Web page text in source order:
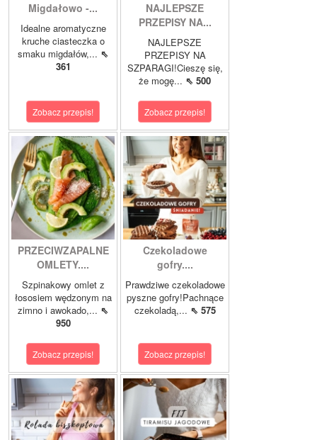
Migdałowo -...
Idealne aromatyczne
kruche ciasteczka o
smaku migdałów,... ⇖
361
Zobacz przepis!
NAJLEPSZE
PRZEPISY NA...
NAJLEPSZE
PRZEPISY NA
SZPARAGI!Cieszę się,
że mogę... ⇖ 500
Zobacz przepis!
PRZECIWZAPALNE
OMLETY....
Szpinakowy omlet z
łososiem wędzonym na
zimno i awokado,... ⇖
950
Zobacz przepis!
Czekoladowe
gofry....
Prawdziwe czekoladowe
pyszne gofry!Pachnące
czekoladą,... ⇖ 575
Zobacz przepis!